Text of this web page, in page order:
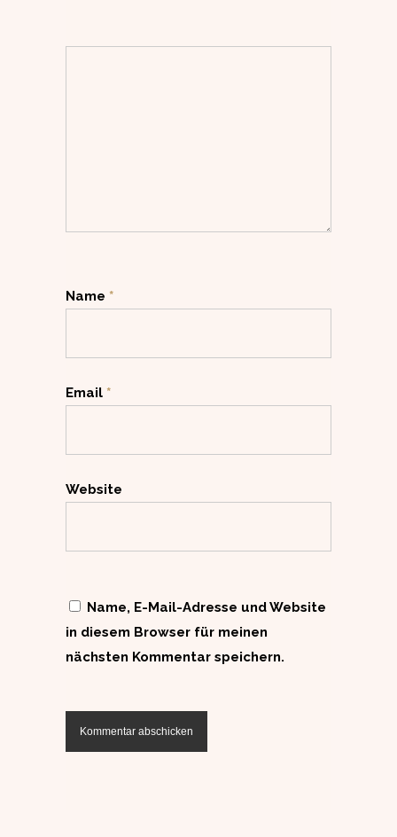
Name *
Email *
Website
Name, E-Mail-Adresse und Website
in diesem Browser für meinen
nächsten Kommentar speichern.